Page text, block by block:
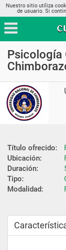
Nuestro sitio utiliza
de usuario. Si
Psicología
Título ofrecido:
Ubicación:
Duración:
Tipo:
Modalidad: